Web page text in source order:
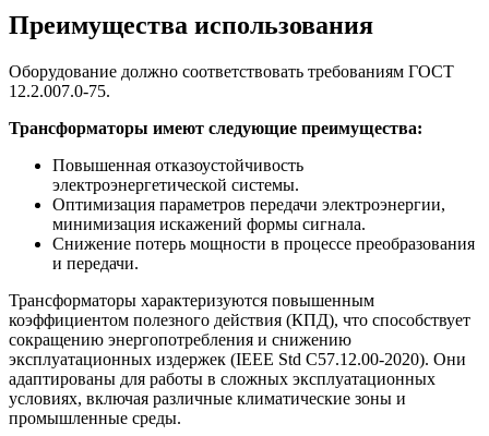
Преимущества использования
Оборудование должно соответствовать требованиям ГОСТ
12.2.007.0-75.
Трансформаторы имеют следующие преимущества:
Повышенная отказоустойчивость
электроэнергетической системы.
Оптимизация параметров передачи электроэнергии,
минимизация искажений формы сигнала.
Снижение потерь мощности в процессе преобразования
и передачи.
Трансформаторы характеризуются повышенным
коэффициентом полезного действия (КПД), что способствует
сокращению энергопотребления и снижению
эксплуатационных издержек (IEEE Std C57.12.00-2020). Они
адаптированы для работы в сложных эксплуатационных
условиях, включая различные климатические зоны и
промышленные среды.